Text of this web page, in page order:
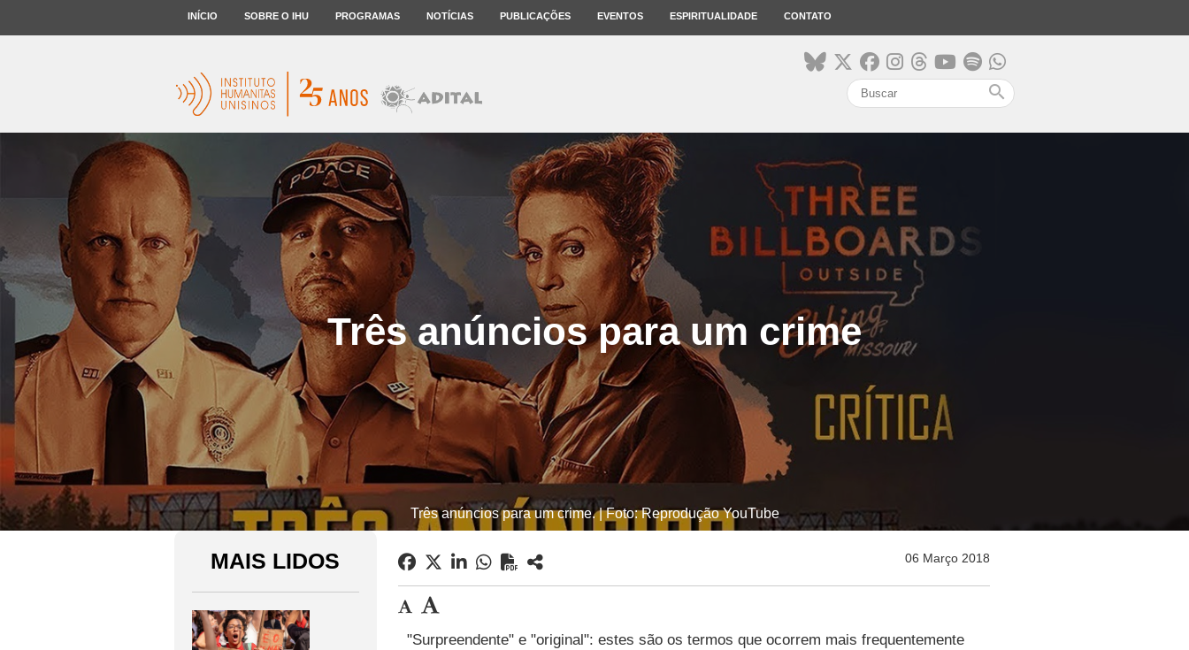
INÍCIO SOBRE O IHU PROGRAMAS NOTÍCIAS PUBLICAÇÕES EVENTOS ESPIRITUALIDADE CONTATO
search
Três anúncios para um crime
Três anúncios para um crime. | Foto: Reprodução YouTube
MAIS LIDOS 06 Março 2018
"Surpreendente" e "original": estes são os termos que ocorrem mais frequentemente